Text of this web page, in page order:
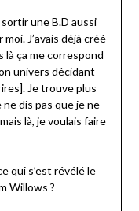
une B.D aussi
J’avais déjà créé
là ça me correspond
univers décidant
Je trouve plus
dis pas que je ne
là, je voulais faire
qui s’est révélé le
Willows ?